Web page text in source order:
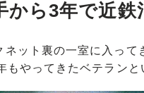
から3年で近鉄
ット裏の一室に入って
やってきたベテランと